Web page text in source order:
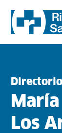
Directorio
Los